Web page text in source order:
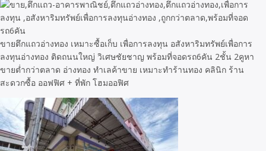
ขายตึกแถวอ่างทอง เหมาะซื้อเก็บ เพื่อการลงทุน อสังหาริมทรัพย์เพื่อการ
ลงทุนอ่างทอง ติดถนนใหญ่ วิเศษชัยชาญ พร้อมที่จอดรถ6คัน 2ชั้น 2คูหา
ขายต่ำกว่าตลาด อ่างทอง ทำเลค้าขาย เหมาะทำร้านทอง คลินิก ร้าน
สะดวกซื้อ ออฟฟิศ + ที่พัก โฮมออฟิศ